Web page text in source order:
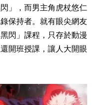
」，而男主角虎杖悠仁
保持者。就有眼尖網友
閃」課程，只存於動漫
開班授課，讓人大開眼